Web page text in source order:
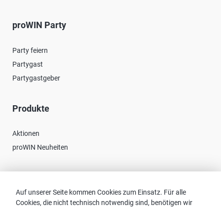
Auf unserer Seite kommen Cookies zum Einsatz. Für alle
Cookies, die nicht technisch notwendig sind, benötigen wir
proWIN Party
Party feiern
Partygast
Partygastgeber
Produkte
Aktionen
proWIN Neuheiten
Vertriebspartnersuche